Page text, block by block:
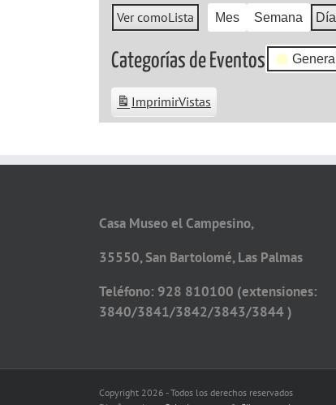
Ver comoLista Mes Semana Día
Categorías de Eventos General
ImprimirVistas
Casa Museo el Campesino,
35550, San Bartolomé, Las Palmas
Teléfono: 928 810100 (extensiones:
3840/3841/3842/3843/3844 )
Copyright 2026 - Todos los derechos reservados